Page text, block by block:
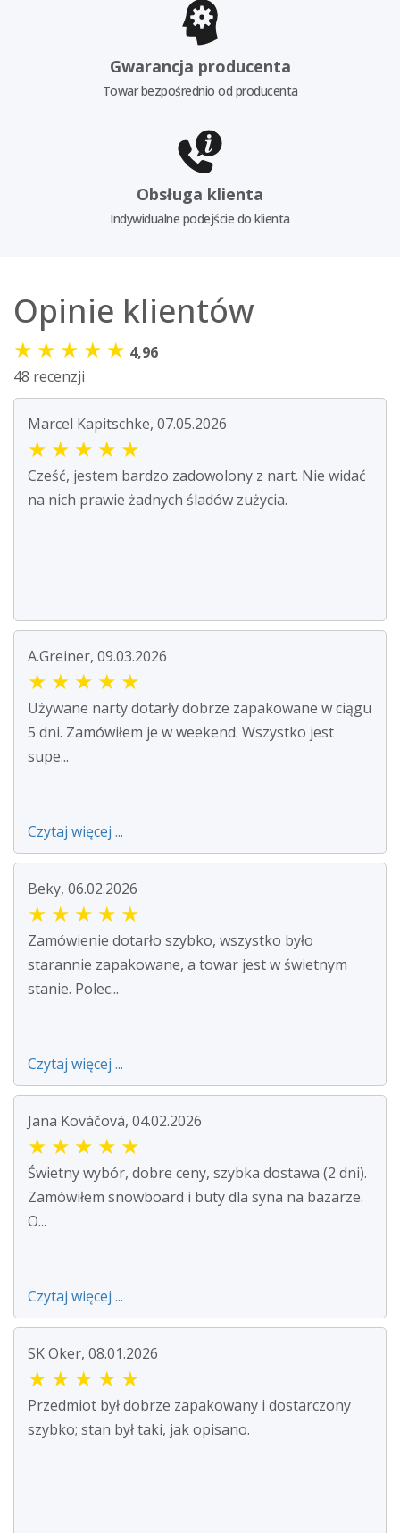
Gwarancja producenta
Towar bezpośrednio od producenta
Obsługa klienta
Indywidualne podejście do klienta
Opinie klientów
★ ★ ★ ★ ★ 4,96
48 recenzji
Marcel Kapitschke, 07.05.2026
★ ★ ★ ★ ★
Cześć, jestem bardzo zadowolony z nart. Nie widać
na nich prawie żadnych śladów zużycia.
A.Greiner, 09.03.2026
★ ★ ★ ★ ★
Używane narty dotarły dobrze zapakowane w ciągu
5 dni. Zamówiłem je w weekend. Wszystko jest
supe...
Czytaj więcej ...
Beky, 06.02.2026
★ ★ ★ ★ ★
Zamówienie dotarło szybko, wszystko było
starannie zapakowane, a towar jest w świetnym
stanie. Polec...
Czytaj więcej ...
Jana Kováčová, 04.02.2026
★ ★ ★ ★ ★
Świetny wybór, dobre ceny, szybka dostawa (2 dni).
Zamówiłem snowboard i buty dla syna na bazarze.
O...
Czytaj więcej ...
SK Oker, 08.01.2026
★ ★ ★ ★ ★
Przedmiot był dobrze zapakowany i dostarczony
szybko; stan był taki, jak opisano.